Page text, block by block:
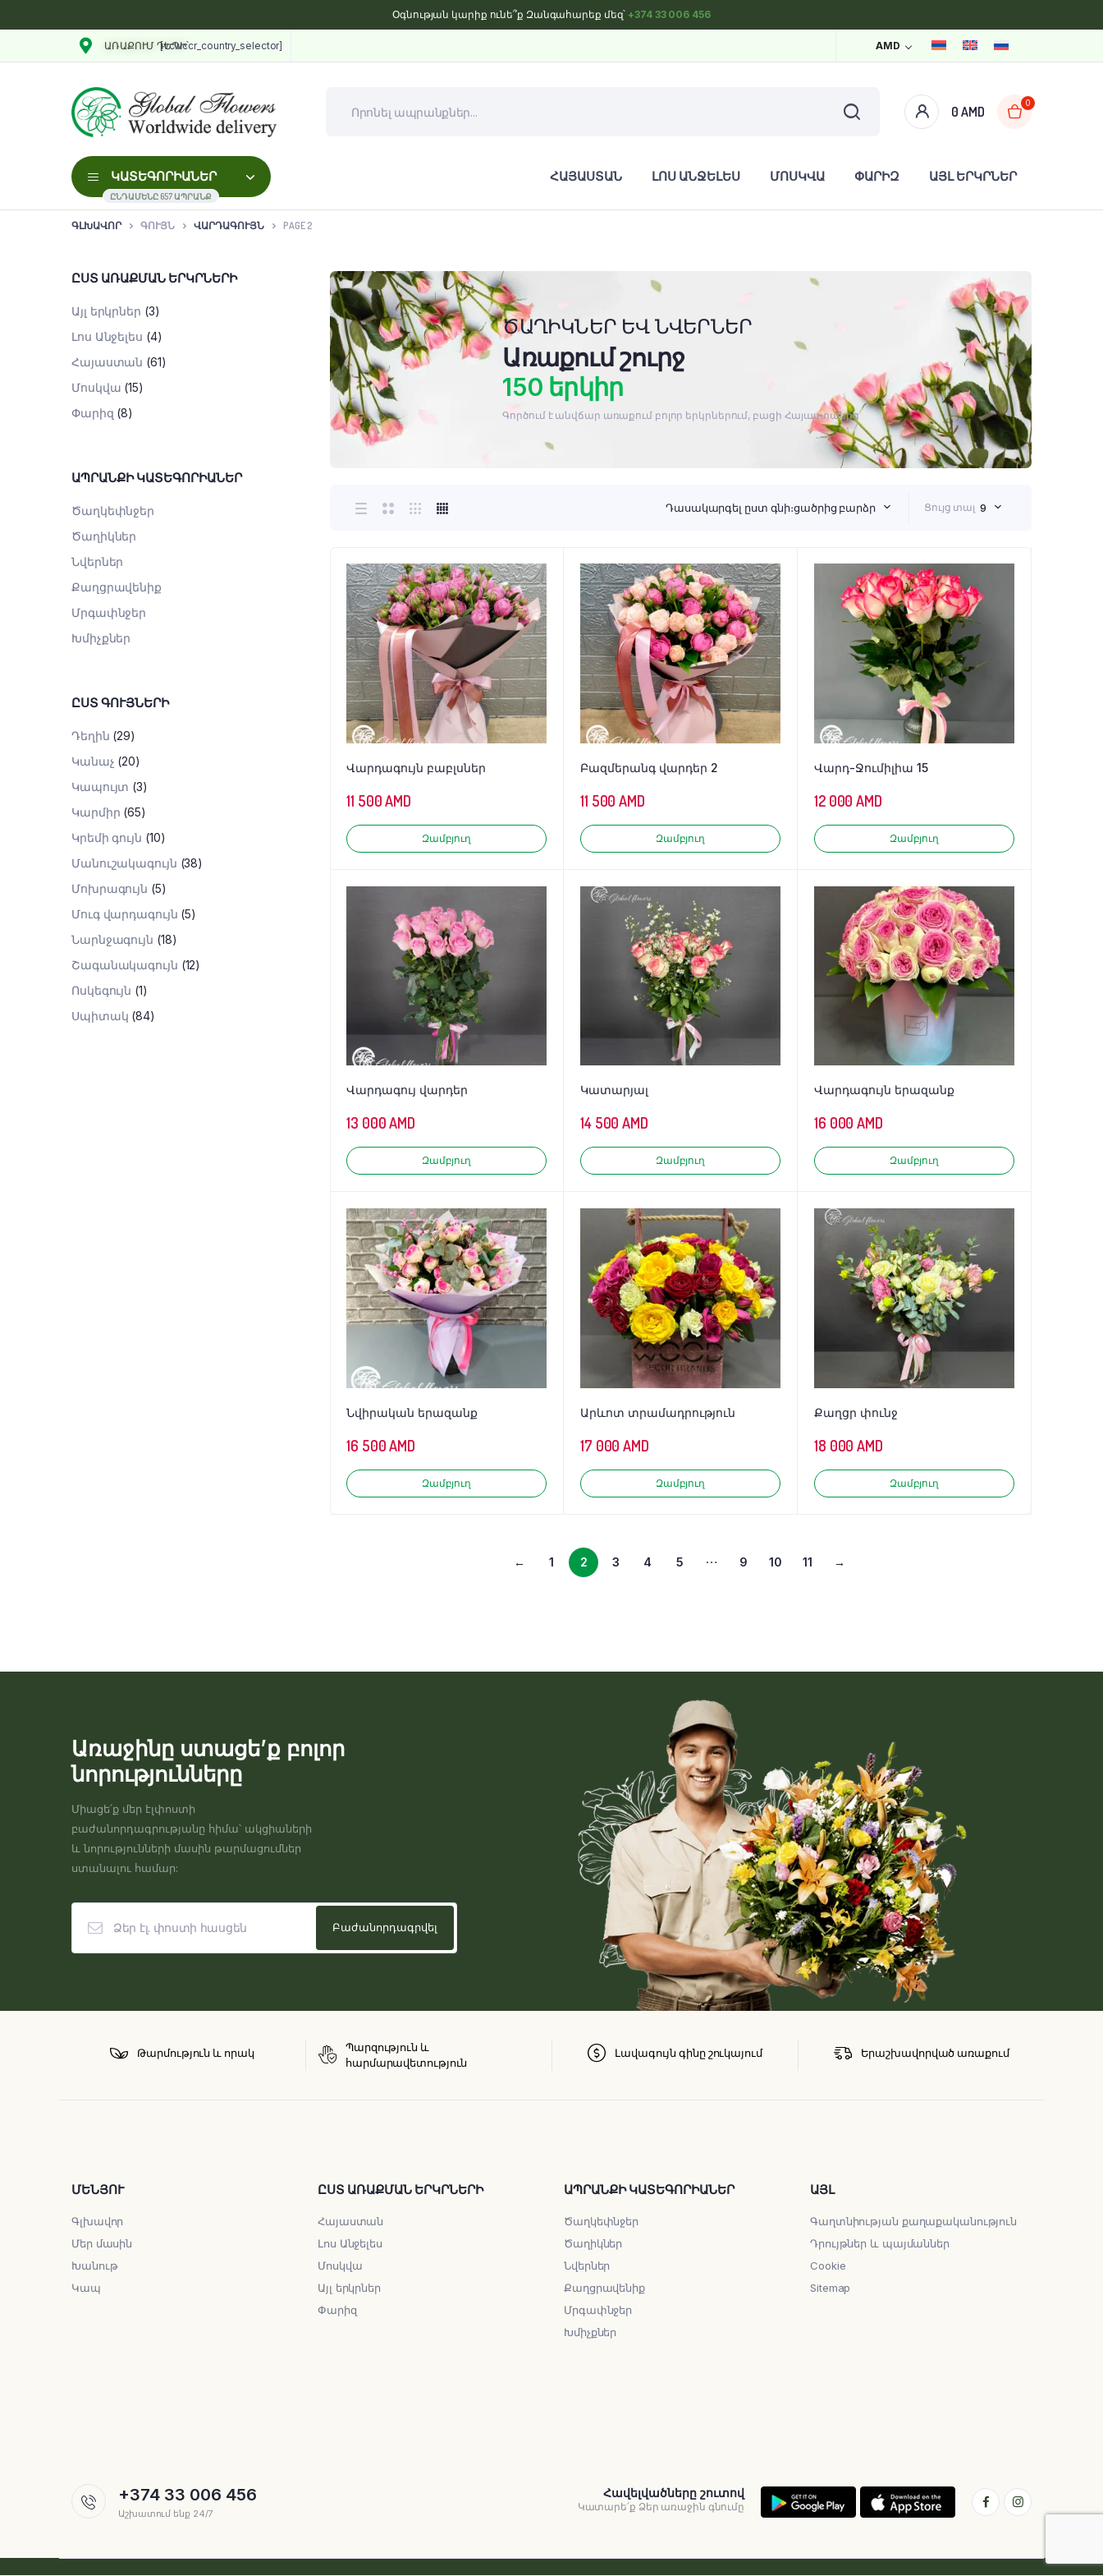
Օգնության կարիք ունե՞ք Զանգահարեք մեզ՝ +374 33 006 456
ԱՌԱՔՈՒՄ ԴԵՊԻ՝[vcwccr_country_selector] AMD
0 AMD
0
ԿԱՏԵԳՈՐԻԱՆԵՐ
ԸՆԴԱՄԵՆԸ 657 ԱՊՐԱՆՔ
ՀԱՅԱՍՏԱՆ ԼՈՍ ԱՆՋԵԼԵՍ ՄՈՍԿՎԱ ՓԱՐԻԶ ԱՅԼ ԵՐԿՐՆԵՐ
ԳԼԽԱՎՈՐ ԳՈՒՅՆ ՎԱՐԴԱԳՈՒՅՆ PAGE 2
ԾԱՂԻԿՆԵՐ ԵՎ ՆՎԵՐՆԵՐ
Առաքում շուրջ
150 երկիր
Գործում է անվճար առաքում բոլոր երկրներում, բացի Հայաստանից
Դասակարգել ըստ գնի։ցածրից բարձր Ցույց տալ 9
Վարդագույն բաբլսներ
11 500AMD
Զամբյուղ
Բազմերանգ վարդեր 2
11 500 AMD
Զամբյուղ
Վարդ-Ջումիլիա 15
12 000 AMD
Զամբյուղ
Վարդագույ վարդեր
13 000AMD
Զամբյուղ
Կատարյալ
14 500 AMD
Զամբյուղ
Վարդագույն երազանք
16 000 AMD
Զամբյուղ
Նվիրական երազանք
16 500AMD
Զամբյուղ
Արևոտ տրամադրություն
17 000 AMD
Զամբյուղ
Քաղցր փունջ
18 000 AMD
Զամբյուղ
← 1 2 3 4 5 … 9 10 11 →
ԸՍՏ ԱՌԱՔՄԱՆ ԵՐԿՐՆԵՐԻ
Այլ երկրներ (3)
Լոս Անջելես (4)
Հայաստան (61)
Մոսկվա (15)
Փարիզ (8)
ԱՊՐԱՆՔԻ ԿԱՏԵԳՈՐԻԱՆԵՐ
Ծաղկեփնջեր
Ծաղիկներ
Նվերներ
Քաղցրավենիք
Մրգափնջեր
Խմիչքներ
ԸՍՏ ԳՈՒՅՆԵՐԻ
Դեղին (29)
Կանաչ (20)
Կապույտ (3)
Կարմիր (65)
Կրեմի գույն (10)
Մանուշակագույն (38)
Մոխրագույն (5)
Մուգ վարդագույն (5)
Նարնջագույն (18)
Շագանակագույն (12)
Ոսկեգույն (1)
Սպիտակ (84)
Առաջինը ստացե’ք բոլոր
նորությունները
Միացե՛ք մեր էլփոստի
բաժանորդագրությանը հիմա՝ ակցիաների
և նորությունների մասին թարմացումներ
ստանալու համար:
Թարմություն և որակ
Պարզություն և
հարմարավետություն
Լավագույն գինը շուկայում Երաշխավորված առաքում
ՄԵՆՅՈՒ
Գլխավոր
Մեր մասին
Խանութ
Կապ
ԸՍՏ ԱՌԱՔՄԱՆ ԵՐԿՐՆԵՐԻ
Հայաստան
Լոս Անջելես
Մոսկվա
Այլ երկրներ
Փարիզ
ԱՊՐԱՆՔԻ ԿԱՏԵԳՈՐԻԱՆԵՐ
Ծաղկեփնջեր
Ծաղիկներ
Նվերներ
Քաղցրավենիք
Մրգափնջեր
Խմիչքներ
ԱՅԼ
Գաղտնիության քաղաքականություն
Դրույթներ և պայմաններ
Cookie
Sitemap
+374 33 006 456
Աշխատում ենք 24/7
Հավելվածները շուտով
Կատարե՛ք Ձեր առաջին գնումը